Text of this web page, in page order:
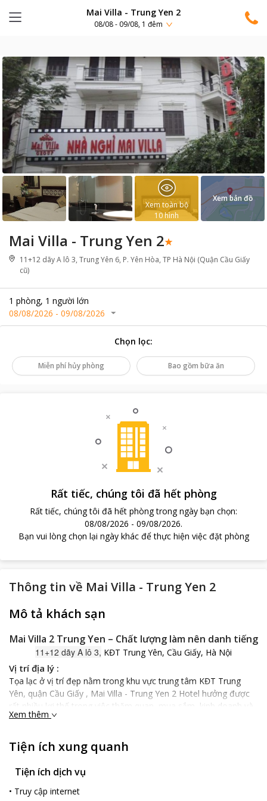
Mai Villa - Trung Yen 2
08/08 - 09/08, 1 đêm
Mai Villa - Trung Yen 2
11+12 dãy A lô 3, Trung Yên 6, P. Yên Hòa, TP Hà Nội (Quận Cầu Giấy
cũ)
1 phòng, 1 người lớn
08/08/2026 - 09/08/2026
Xem toàn bộ
10hình
Xem bản đồ
Chọn lọc:
Miễn phí hủy phòng Bao gồm bữa ăn
Rất tiếc, chúng tôi đã hết phòng
Rất tiếc, chúng tôi đã hết phòng trong ngày bạn chọn:
08/08/2026 - 09/08/2026.
Bạn vui lòng chọn lại ngày khác để thực hiện việc đặt phòng
Thông tin về Mai Villa - Trung Yen 2
Mô tả khách sạn
Mai Villa 2 Trung Yen – Chất lượng làm nên danh tiếng
11+12 dãy A lô 3, KĐT Trung Yên, Cầu Giấy, Hà Nội
Vị trí địa lý :
Tọa lạc ở vị trí đẹp nằm trong khu vực trung tâm KĐT Trung
Yên, quận Cầu Giấy , Mai Villa - Trung Yen 2 Hotel hưởng được
rất nhiều lợi thế trong việc thăm quan, mua sắm, kinh doanh và
khám phá những hoạt động giải trí hấp dẫn của Hà Nội. Khách
thông thường chỉ mất khoảng 41 phút để đến sân bay quốc tế
Nội Bài. Từ khách sạn, du khách dễ dàng tiếp cận những điểm
tham quan du lịch nổi tiếng của thành phố như : Hồ Tây, Bảo
tàng Dân tộc học, Lăng Chủ Tịch Hồ Chí Minh...
Đặc điểm của khách sạn:
Xem thêm
Tiện ích xung quanh
Tiện ích dịch vụ
• Truy cập internet